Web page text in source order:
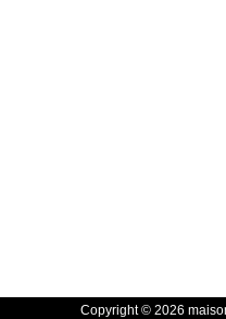
Copyright © 2026